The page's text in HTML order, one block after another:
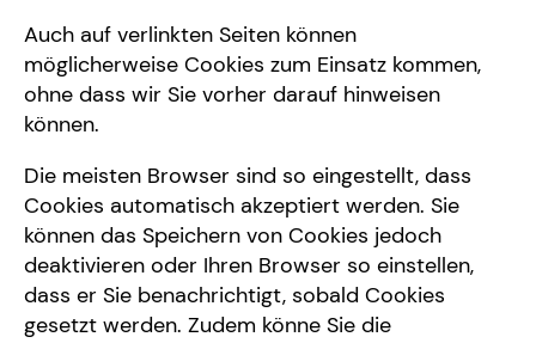
Auch auf verlinkten Seiten können
möglicherweise Cookies zum Einsatz kommen,
ohne dass wir Sie vorher darauf hinweisen
können.
Die meisten Browser sind so eingestellt, dass
Cookies automatisch akzeptiert werden. Sie
können das Speichern von Cookies jedoch
deaktivieren oder Ihren Browser so einstellen,
dass er Sie benachrichtigt, sobald Cookies
gesetzt werden. Zudem könne Sie die